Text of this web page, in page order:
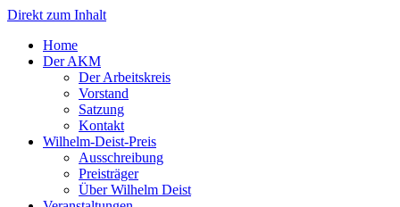
Direkt zum Inhalt
Home
Der AKM
Der Arbeitskreis
Vorstand
Satzung
Kontakt
Wilhelm-Deist-Preis
Ausschreibung
Preisträger
Über Wilhelm Deist